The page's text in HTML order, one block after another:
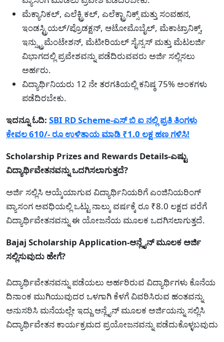
ಮೆಕ್ಯಾನಿಕಲ್, ಎಲೆಕ್ಟ್ರಿಕಲ್, ಎಲೆಕ್ಟ್ರಾನಿಕ್ಸ್ ಮತ್ತು ಸಂವಹನ,
ಇಂಡಸ್ಟ್ರಿಯಲ್/ಪ್ರೊಡಕ್ಷನ್, ಆಟೋಮೊಬೈಲ್, ಮೆಕಾಟ್ರಾನಿಕ್ಸ್,
ಇನ್ಸ್ಟ್ರುಮೆಂಟೇಶನ್, ಮೆಟೀರಿಯಲ್ ಸೈನ್ಸಸ್ ಮತ್ತು ಮೆಟಲರ್ಜಿ
ವಿಭಾಗದಲ್ಲಿ ಪ್ರವೇಶವನ್ನು ಪಡೆದಿರುವವರು ಅರ್ಜಿ ಸಲ್ಲಿಸಲು
ಅರ್ಹರು.
ವಿದ್ಯಾರ್ಥಿನಿಯರು 12 ನೇ ತರಗತಿಯಲ್ಲಿ ಕನಿಷ್ಠ 75% ಅಂಕಗಳು
ಪಡೆದಿರಬೇಕು.
ಇದನ್ನೂ ಓದಿ: SBI RD Scheme-ಎಸ್ ಬಿ ಐ ನಲ್ಲಿ ಪ್ರತಿ ತಿಂಗಳು
ಕೇವಲ 610/- ರೂ ಉಳಿತಾಯ ಮಾಡಿ ₹1.0 ಲಕ್ಷ ಹಣ ಗಳಿಸಿ!
Scholarship Prizes and Rewards Details-ಎಷ್ಟು
ವಿದ್ಯಾರ್ಥಿವೇತನವನ್ನು ಒದಗಿಸಲಾಗುತ್ತದೆ?
ಅರ್ಜಿ ಸಲ್ಲಿಸಿ ಆಯ್ಕೆಯಾಗುವ ವಿದ್ಯಾರ್ಥಿನಿಯರಿಗೆ ಎಂಜಿನಿಯರಿಂಗ್
ವ್ಯಾಸಂಗ ಅವಧಿಯಲ್ಲಿ ಒಟ್ಟು ನಾಲ್ಕು ವರ್ಷಕ್ಕೆ ರೂ ₹8.0 ಲಕ್ಷದ ವರೆಗೆ
ವಿದ್ಯಾರ್ಥಿವೇತನವನ್ನು ಈ ಯೋಜನೆಯ ಮೂಲಕ ಒದಗಿಸಲಾಗುತ್ತದೆ.
Bajaj Scholarship Application-ಆನ್ಲೈನ್ ಮೂಲಕ ಅರ್ಜಿ
ಸಲ್ಲಿಸುವುದು ಹೇಗೆ?
ವಿದ್ಯಾರ್ಥಿವೇತನವನ್ನು ಪಡೆಯಲು ಅರ್ಹರಿರುವ ವಿದ್ಯಾರ್ಥಿಗಳು ಕೊನೆಯ
ದಿನಾಂಕ ಮುಗಿಯುವುದರ ಒಳಗಾಗಿ ಕೆಳಗೆ ವಿವರಿಸಿರುವ ಹಂತವನ್ನು
ಅನುಸರಿಸಿ ಮನೆಯಲ್ಲೇ ಇದ್ದು ಆನ್ಲೈನ್ ಮೂಲಕ ಅರ್ಜಿಯನ್ನು ಸಲ್ಲಿಸಿ
ವಿದ್ಯಾರ್ಥಿವೇತನ ಕಾರ್ಯಕ್ರಮದ ಪ್ರಯೋಜನವನ್ನು ಪಡೆದುಕೊಳ್ಳಬವುದು